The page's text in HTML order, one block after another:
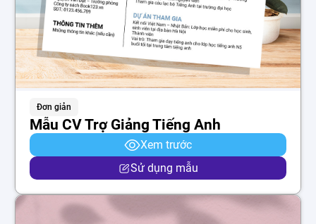
Đơn giản
Mẫu CV Trợ Giảng Tiếng Anh
Xem trước
Sử dụng mẫu